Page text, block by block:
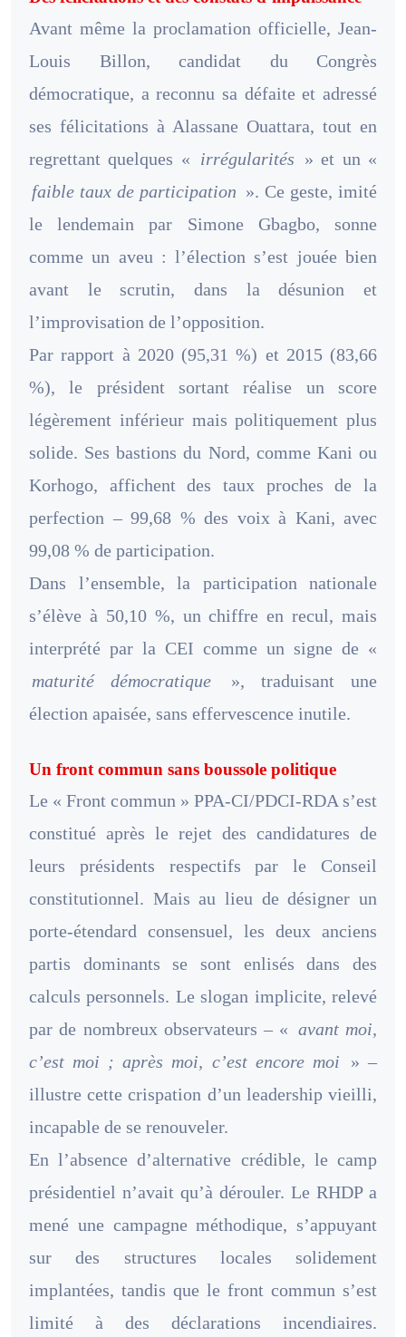
Avant même la proclamation officielle, Jean-
Louis Billon, candidat du Congrès
démocratique, a reconnu sa défaite et adressé
ses félicitations à Alassane Ouattara, tout en
regrettant quelques « irrégularités » et un «
faible taux de participation ». Ce geste, imité
le lendemain par Simone Gbagbo, sonne
comme un aveu : l’élection s’est jouée bien
avant le scrutin, dans la désunion et
l’improvisation de l’opposition.
Par rapport à 2020 (95,31 %) et 2015 (83,66
%), le président sortant réalise un score
légèrement inférieur mais politiquement plus
solide. Ses bastions du Nord, comme Kani ou
Korhogo, affichent des taux proches de la
perfection – 99,68 % des voix à Kani, avec
99,08 % de participation.
Dans l’ensemble, la participation nationale
s’élève à 50,10 %, un chiffre en recul, mais
interprété par la CEI comme un signe de «
maturité démocratique
», traduisant une
élection apaisée, sans effervescence inutile.
Un front commun sans boussole politique
Le « Front commun » PPA-CI/PDCI-RDA s’est
constitué après le rejet des candidatures de
leurs présidents respectifs par le Conseil
constitutionnel. Mais au lieu de désigner un
porte-étendard consensuel, les deux anciens
partis dominants se sont enlisés dans des
calculs personnels. Le slogan implicite, relevé
par de nombreux observateurs – « avant moi,
c’est moi ; après moi, c’est encore moi
» –
illustre cette crispation d’un leadership vieilli,
incapable de se renouveler.
En l’absence d’alternative crédible, le camp
présidentiel n’avait qu’à dérouler. Le RHDP a
mené une campagne méthodique, s’appuyant
sur des structures locales solidement
implantées, tandis que le front commun s’est
limité à des déclarations incendiaires.